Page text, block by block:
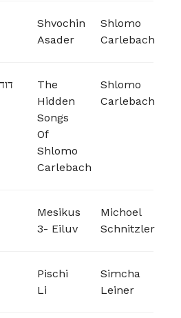
Shvochin
Asader
Shlomo
Carlebach
The
Hidden
Songs
Of
Shlomo
Carlebach
Shlomo
Carlebach
Mesikus
3- Eiluv
Michoel
Schnitzler
Pischi
Li
Simcha
Leiner